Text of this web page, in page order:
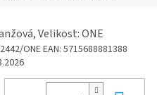
Velikost: ONE
ONEEAN: 5715688881388